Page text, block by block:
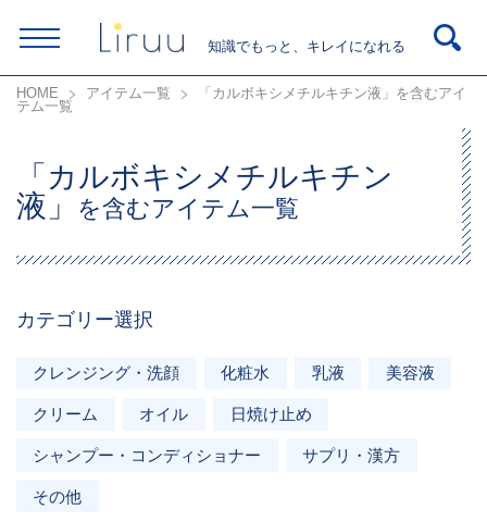
知識でもっと、キレイになれる
HOME アイテム一覧
「カルボキシメチルキチン液」を含むアイ
テム一覧
「カルボキシメチルキチン
液」
を含むアイテム一覧
カテゴリー選択
クレンジング・洗顔 化粧水 乳液 美容液
クリーム オイル 日焼け止め
シャンプー・コンディショナー サプリ・漢方
その他